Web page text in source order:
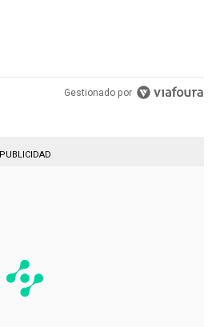
Gestionado por
PUBLICIDAD